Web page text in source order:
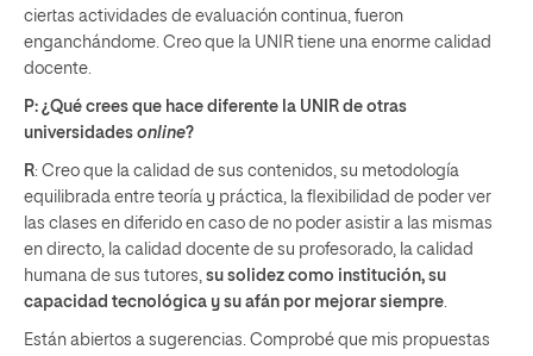
ciertas actividades de evaluación continua, fueron
enganchándome. Creo que la UNIR tiene una enorme calidad
docente.
P: ¿Qué crees que hace diferente la UNIR de otras
universidades online?
R: Creo que la calidad de sus contenidos, su metodología
equilibrada entre teoría y práctica, la flexibilidad de poder ver
las clases en diferido en caso de no poder asistir a las mismas
en directo, la calidad docente de su profesorado, la calidad
humana de sus tutores, su solidez como institución, su
capacidad tecnológica y su afán por mejorar siempre
Están abiertos a sugerencias. Comprobé que mis propuestas